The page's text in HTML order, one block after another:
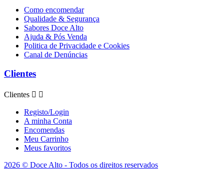
Como encomendar
Qualidade & Segurança
Sabores Doce Alto
Ajuda & Pós Venda
Politica de Privacidade e Cookies
Canal de Denúncias
Clientes
Clientes  
Registo/Login
A minha Conta
Encomendas
Meu Carrinho
Meus favoritos
2026 © Doce Alto - Todos os direitos reservados